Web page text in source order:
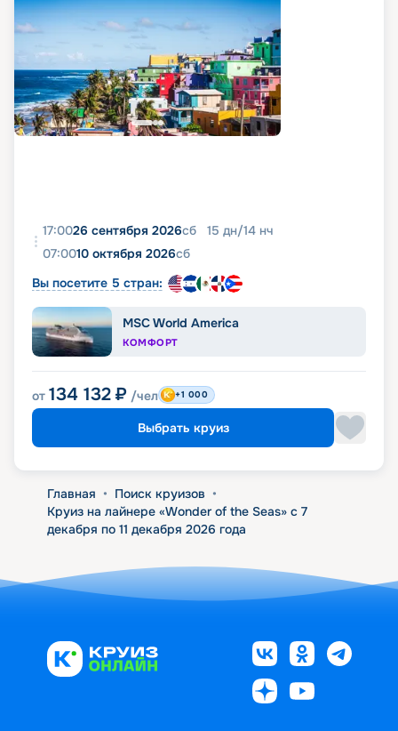
17:0026 сентября 2026сб 15 дн/14 нч
07:0010 октября 2026сб
Вы посетите 5 стран:
MSC World America
КОМФОРТ
от 134 132 ₽ /чел +1 000
Выбрать круиз
Главная • Поиск круизов •
Круиз на лайнере «Wonder of the Seas» с 7
декабря по 11 декабря 2026 года